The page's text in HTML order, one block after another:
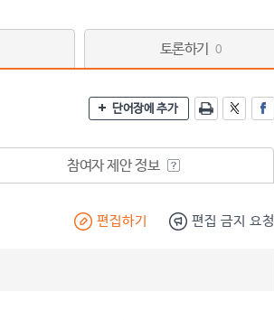
토론하기 0
단어장에 추가
참여자 제안 정보
편집하기 편집 금지 요청